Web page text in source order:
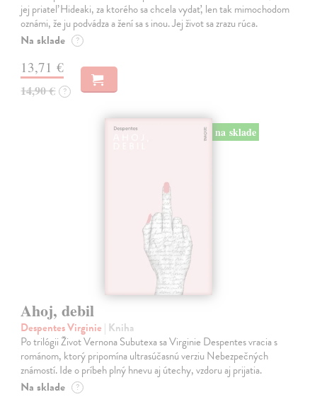
jej priateľ Hideaki, za ktorého sa chcela vydať, len tak mimochodom
oznámi, že ju podvádza a žení sa s inou. Jej život sa zrazu rúca.
Na sklade ?
13,71 €
14,90 € ?
na sklade
Ahoj, debil
Despentes Virginie | Kniha
Po trilógii Život Vernona Subutexa sa Virginie Despentes vracia s
románom, ktorý pripomína ultrasúčasnú verziu Nebezpečných
známostí. Ide o príbeh plný hnevu aj útechy, vzdoru aj prijatia.
Na sklade ?